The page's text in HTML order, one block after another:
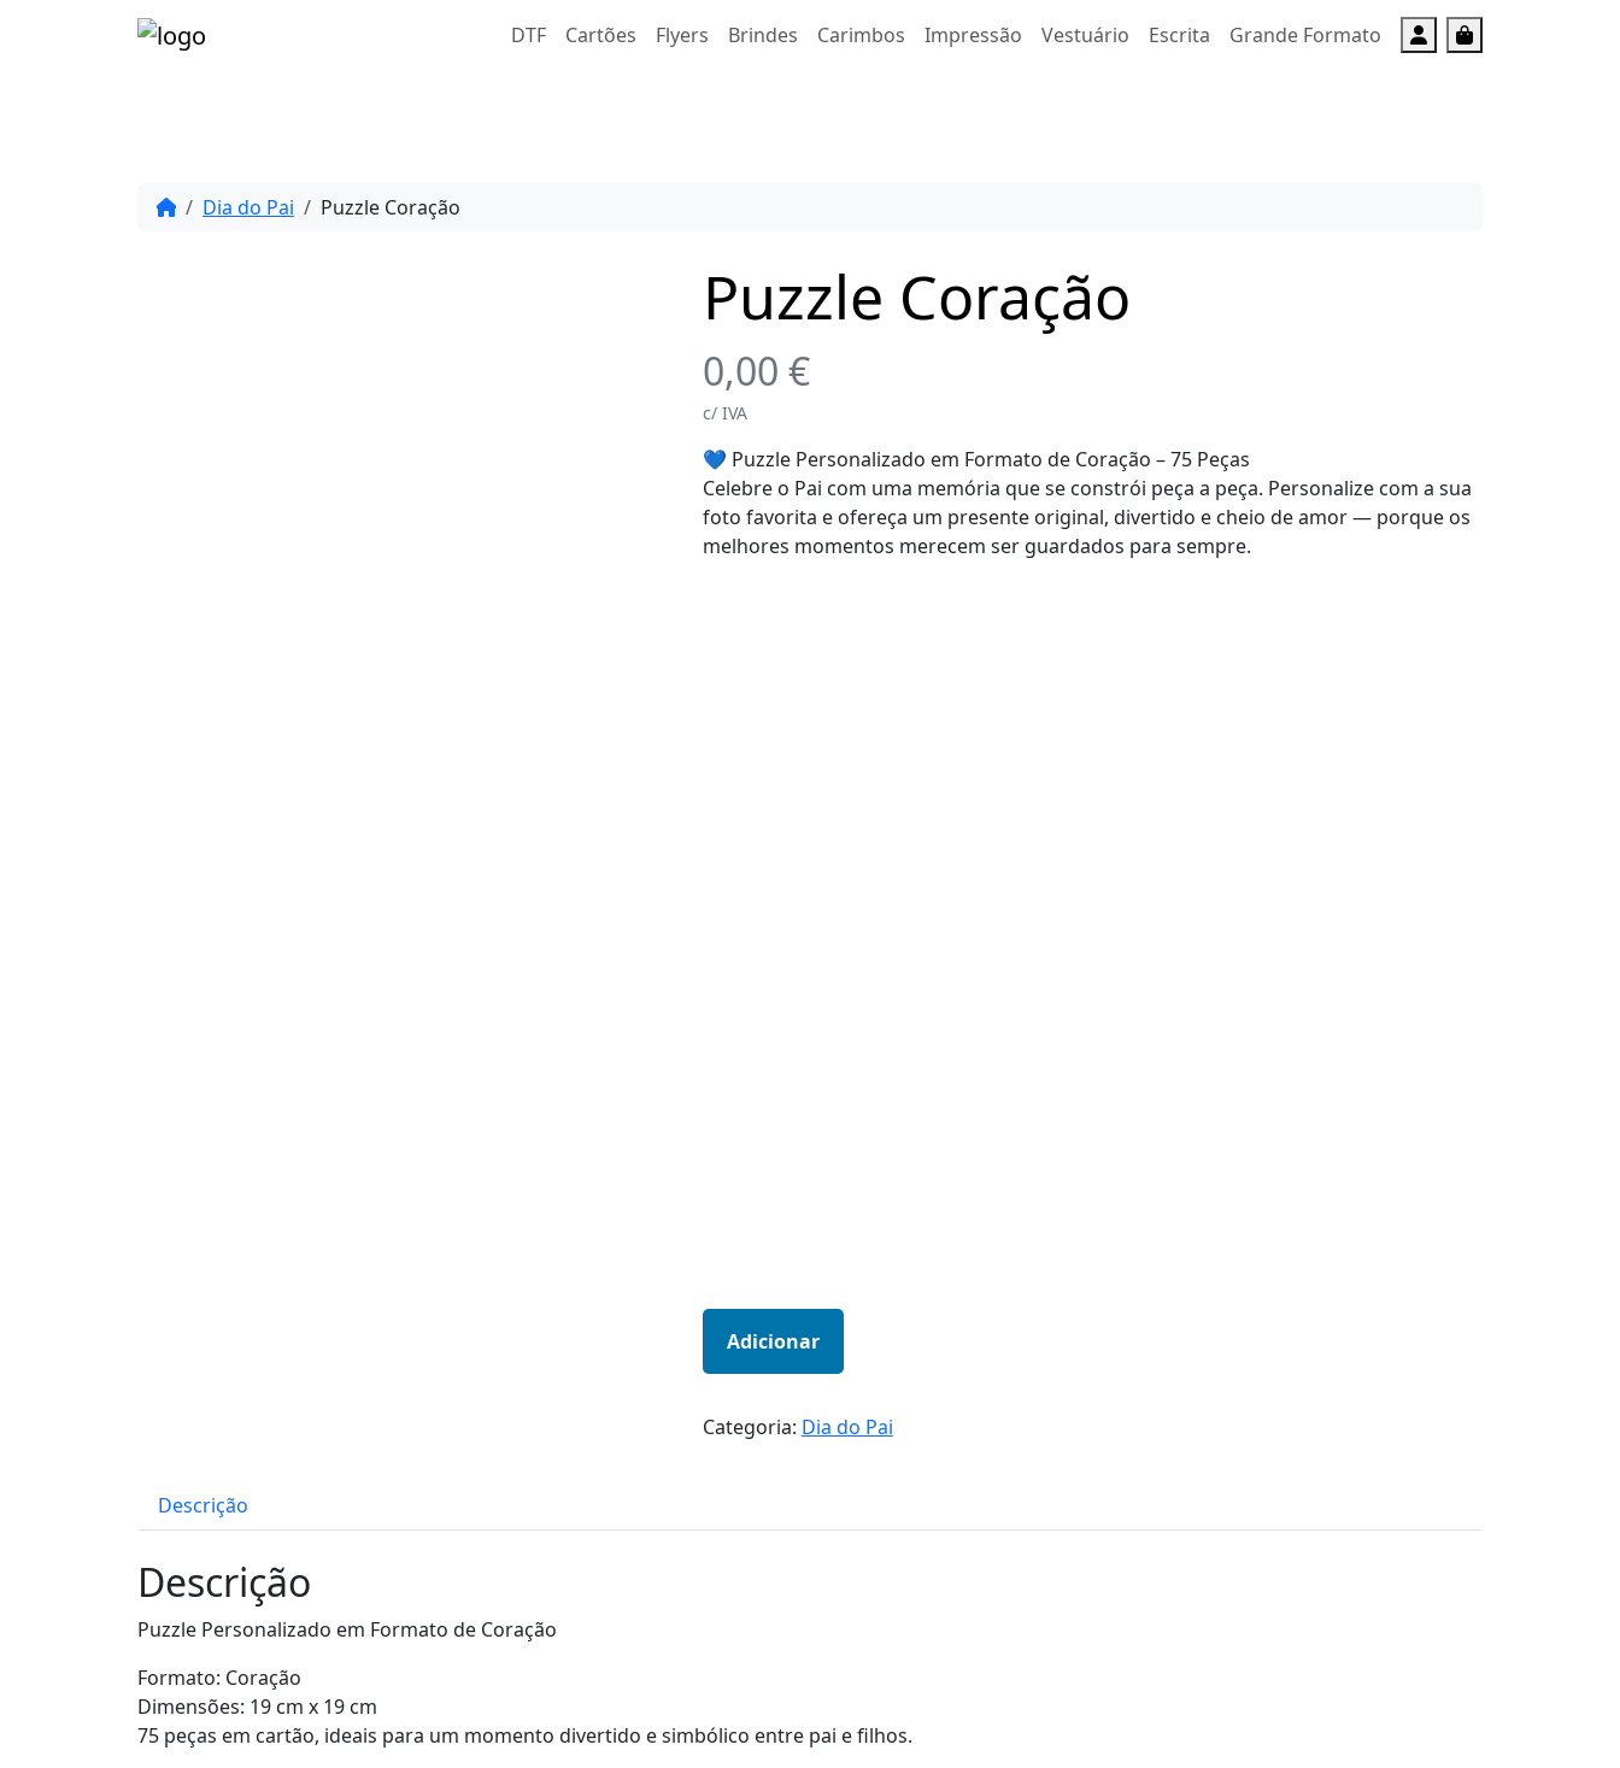
DTF Cartões Flyers Brindes Carimbos Impressão Vestuário Escrita Grande Formato Account
Cart
Dia do Pai Puzzle Coração
Puzzle Coração
0,00 €
c/ IVA
💙 Puzzle Personalizado em Formato de Coração – 75 Peças
Celebre o Pai com uma memória que se constrói peça a peça. Personalize com a sua
foto favorita e ofereça um presente original, divertido e cheio de amor — porque os
melhores momentos merecem ser guardados para sempre.
Adicionar
Categoria: Dia do Pai
Descrição
Descrição
Puzzle Personalizado em Formato de Coração
Formato: Coração
Dimensões: 19 cm x 19 cm
75 peças em cartão, ideais para um momento divertido e simbólico entre pai e filhos.